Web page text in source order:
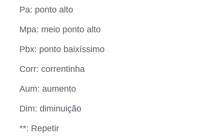
Pa: ponto alto
Mpa: meio ponto alto
Pbx: ponto baixíssimo
Corr: correntinha
Aum: aumento
Dim: diminuição
**: Repetir